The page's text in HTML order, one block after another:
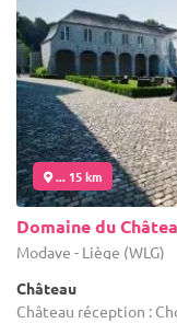
... 15 km
Domaine du
Modave - Liège (WLG)
Château
Château réception :